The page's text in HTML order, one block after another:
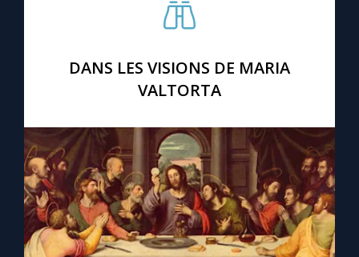
Marie de Nazareth
DANS LES VISIONS DE MARIA
VALTORTA